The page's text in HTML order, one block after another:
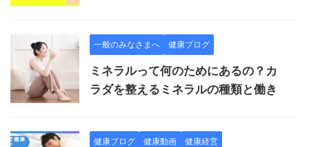
一般のみなさまへ 健康ブログ
ミネラルって何のためにあるの？カ
ラダを整えるミネラルの種類と働き
健康ブログ 健康動画 健康経営